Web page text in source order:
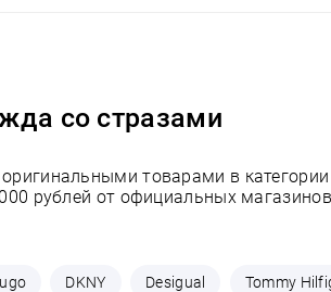
со стразами
товарами в
рублей от официальных
DKNY Desigual Tommy